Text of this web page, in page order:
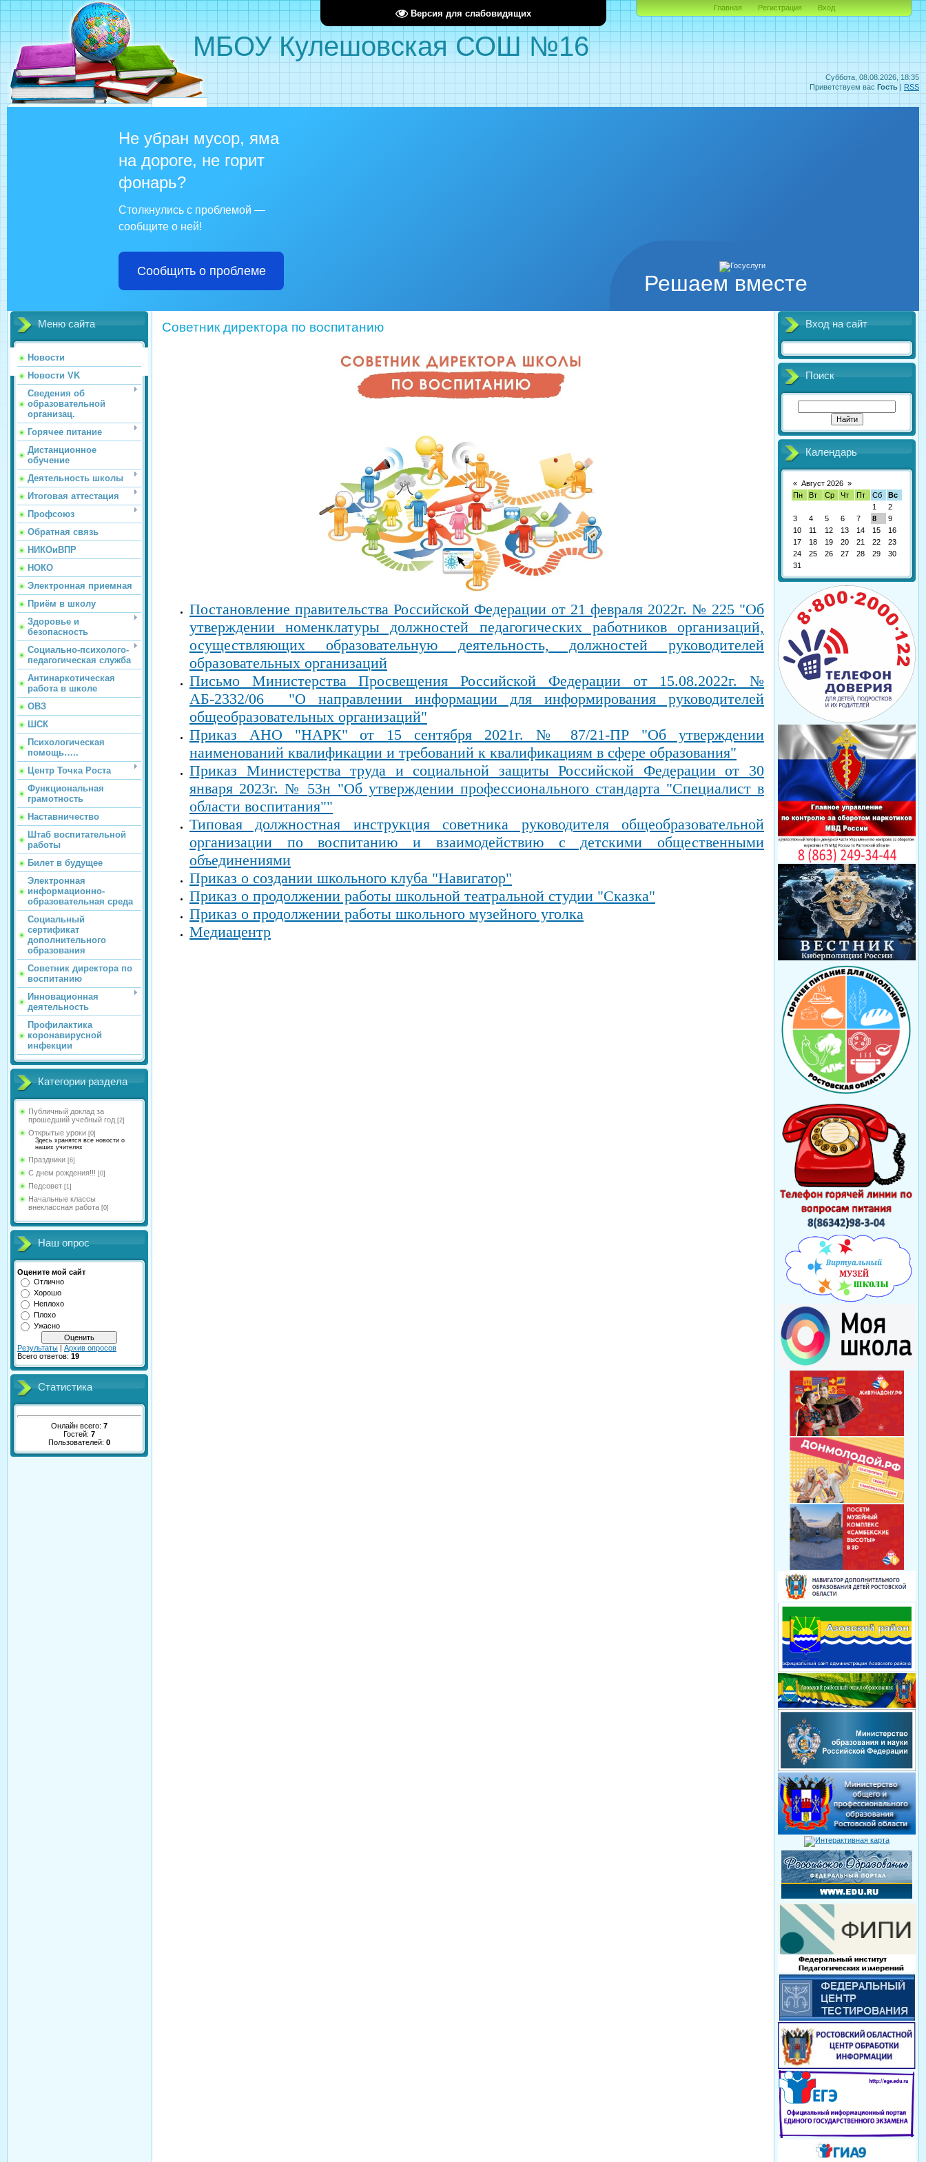
Версия для слабовидящих
Суббота, 08.08.2026, 18:35
Приветствуем вас Гость | RSS
МБОУ Кулешовская СОШ №16
Главная Регистрация Вход
Решаем вместе
Не убран мусор, яма
на дороге, не горит
фонарь?
Столкнулись с проблемой —
сообщите о ней!
Сообщить о проблеме
Меню сайта
Новости
Новости VK
Сведения об
образовательной
организац.
Горячее питание
Дистанционное
обучение
Деятельность школы
Итоговая аттестация
Профсоюз
Обратная связь
НИКОиВПР
НОКО
Электронная приемная
Приём в школу
Здоровье и
безопасность
Социально-психолого-
педагогическая служба
Антинаркотическая
работа в школе
ОВЗ
ШСК
Психологическая
помощь…..
Центр Точка Роста
Функциональная
грамотность
Наставничество
Штаб воспитательной
работы
Билет в будущее
Электронная
информационно-
образовательная среда
Социальный
сертификат
дополнительного
образования
Советник директора по
воспитанию
Инновационная
деятельность
Профилактика
коронавирусной
инфекции
Категории раздела
Публичный доклад за
прошедший учебный год [2]
Открытые уроки [0]
Здесь хранятся все новости о
наших учителях
Праздники [6]
С днем рождения!!! [0]
Педсовет [1]
Начальные классы
внеклассная работа [0]
Наш опрос
Оцените мой сайт
Отлично
Хорошо
Неплохо
Плохо
Ужасно
Результаты | Архив опросов
Всего ответов: 19
Статистика
Онлайн всего: 7
Гостей: 7
Пользователей: 0
Советник директора по воспитанию
Постановление правительства Российской Федерации от 21 февраля 2022г. № 225 "Об
утверждении номенклатуры должностей педагогических работников организаций,
осуществляющих образовательную деятельность, должностей руководителей
образовательных организаций
Письмо Министерства Просвещения Российской Федерации от 15.08.2022г. №
АБ-2332/06 "О направлении информации для информирования руководителей
общеобразовательных организаций"
Приказ АНО "НАРК" от 15 сентября 2021г. № 87/21-ПР "Об утверждении
наименований квалификации и требований к квалификациям в сфере образования"
Приказ Министерства труда и социальной защиты Российской Федерации от 30
января 2023г. № 53н "Об утверждении профессионального стандарта "Специалист в
области воспитания""
Типовая должностная инструкция советника руководителя общеобразовательной
организации по воспитанию и взаимодействию с детскими общественными
объединениями
Приказ о создании школьного клуба "Навигатор"
Приказ о продолжении работы школьной театральной студии "Сказка"
Приказ о продолжении работы школьного музейного уголка
Медиацентр
Вход на сайт
Поиск
Календарь
« Август 2026 »
Пн
Вт Ср Чт Пт Сб
Вс
1
2
3
4 5 6 7 8
9
10
11 12 13 14 15
16
17
18 19 20 21 22
23
24
25 26 27 28 29
30
31